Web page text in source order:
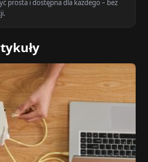
prosta i dostępna dla każdego – bez